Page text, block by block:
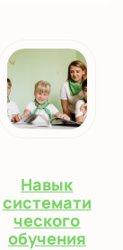
Навык
системати
ческого
обучения